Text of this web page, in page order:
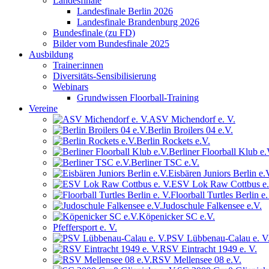
Landesfinale Berlin 2026
Landesfinale Brandenburg 2026
Bundesfinale (zu FD)
Bilder vom Bundesfinale 2025
Ausbildung
Trainer:innen
Diversitäts-Sensibilisierung
Webinars
Grundwissen Floorball-Training
Vereine
ASV Michendorf e. V.
Berlin Broilers 04 e.V.
Berlin Rockets e.V.
Berliner Floorball Klub
Berliner TSC e.V.
Eisbären Juniors Berlin
ESV Lok Raw Cottbus
Floorball Turtles Berlin
Judoschule Falkensee e.V.
Köpenicker SC e.V.
Pfeffersport e. V.
PSV Lübbenau-Calau e. V.
RSV Eintracht 1949 e. V.
RSV Mellensee 08 e.V.